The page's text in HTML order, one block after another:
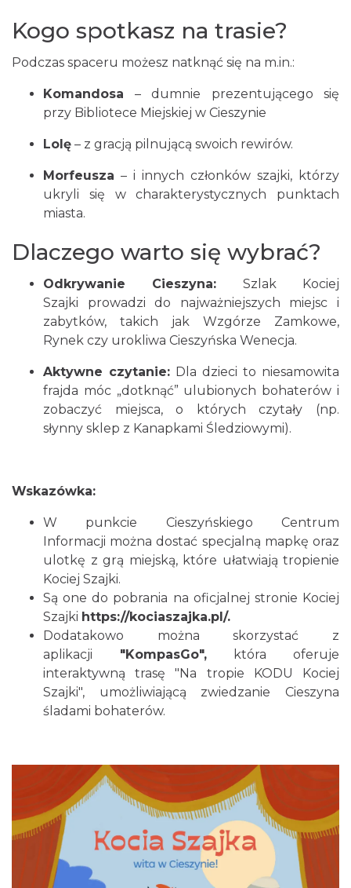
Kogo spotkasz na trasie?
Podczas spaceru możesz natknąć się na m.in.:
Komandosa – dumnie prezentującego się
przy Bibliotece Miejskiej w Cieszynie
Lolę – z gracją pilnującą swoich rewirów.
Morfeusza – i innych członków szajki, którzy
ukryli się w charakterystycznych punktach
miasta.
Dlaczego warto się wybrać?
Odkrywanie Cieszyna: Szlak Kociej
Szajki prowadzi do najważniejszych miejsc i
zabytków, takich jak Wzgórze Zamkowe,
Rynek czy urokliwa Cieszyńska Wenecja.
Aktywne czytanie: Dla dzieci to niesamowita
frajda móc „dotknąć” ulubionych bohaterów i
zobaczyć miejsca, o których czytały (np.
słynny sklep z Kanapkami Śledziowymi).
Wskazówka:
W punkcie Cieszyńskiego Centrum
Informacji można dostać specjalną mapkę oraz
ulotkę z grą miejską, które ułatwiają tropienie
Kociej Szajki.
Są one do pobrania na oficjalnej stronie Kociej
Szajki https://kociaszajka.pl/.
Dodatakowo można skorzystać z
aplikacji "KompasGo", która oferuje
interaktywną trasę "Na tropie KODU Kociej
Szajki", umożliwiającą zwiedzanie Cieszyna
śladami bohaterów.